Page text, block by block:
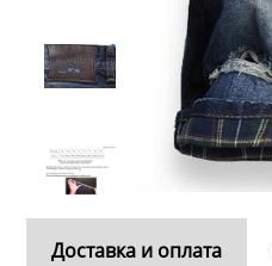
Доставка и оплата